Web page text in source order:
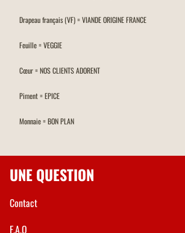
Drapeau français (VF) = VIANDE ORIGINE FRANCE
Feuille = VEGGIE
Cœur = NOS CLIENTS ADORENT
Piment = EPICE
Monnaie = BON PLAN
UNE QUESTION
Contact
F.A.Q